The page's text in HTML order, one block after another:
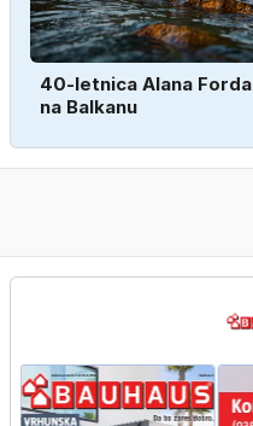
40-letnica Alana Forda
na Balkanu